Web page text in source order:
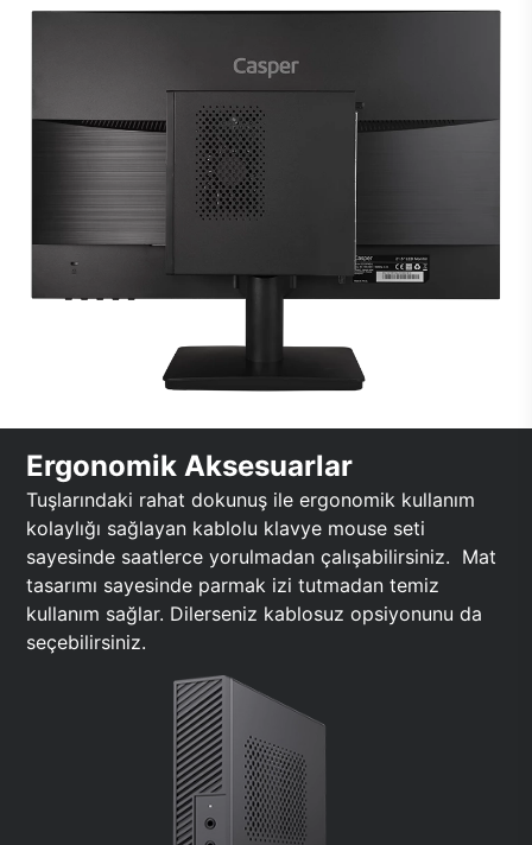
Ergonomik Aksesuarlar
Tuşlarındaki rahat dokunuş ile ergonomik kullanım
kolaylığı sağlayan kablolu klavye mouse seti
sayesinde saatlerce yorulmadan çalışabilirsiniz. Mat
tasarımı sayesinde parmak izi tutmadan temiz
kullanım sağlar. Dilerseniz kablosuz opsiyonunu da
seçebilirsiniz.